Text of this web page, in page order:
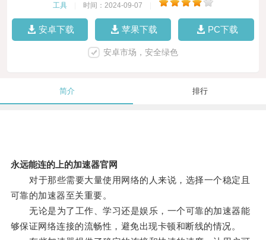
工具 时间：2024-09-07
安卓下载 苹果下载 PC下载
安卓市场，安全绿色
简介 排行
永远能连的上的加速器官网
对于那些需要大量使用网络的人来说，选择一个稳定且
可靠的加速器至关重要。
无论是为了工作、学习还是娱乐，一个可靠的加速器能
够保证网络连接的流畅性，避免出现卡顿和断线的情况。